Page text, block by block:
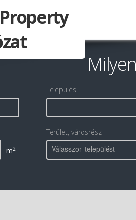
Milyen
Település
m2
Terület, városrész
Válasszon települést